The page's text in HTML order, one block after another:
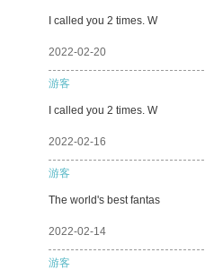
I called you 2 times. W
2022-02-20
游客
I called you 2 times. W
2022-02-16
游客
The world's best fantas
2022-02-14
游客